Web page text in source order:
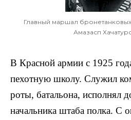
Главный маршал
Амазасп
В Красной армии с 1925
пехотную школу. Служил
роты, батальона, исполнял
начальника штаба полка. С